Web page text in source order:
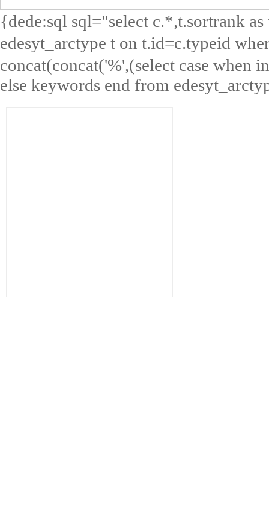
{dede:sql sql="select c.*,t.sortrank
edesyt_arctype t on t.id=c.typeid
concat(concat('%',(select case
else keywords end from